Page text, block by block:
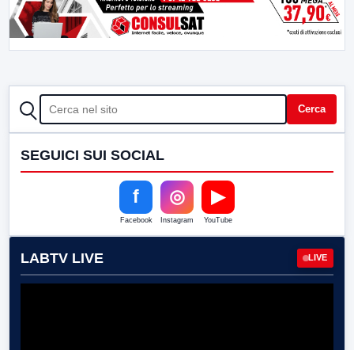
CERCA Cerca
SEGUICI SUI SOCIAL
f
Facebook
◎
Instagram
▶
YouTube
LABTV LIVE LIVE